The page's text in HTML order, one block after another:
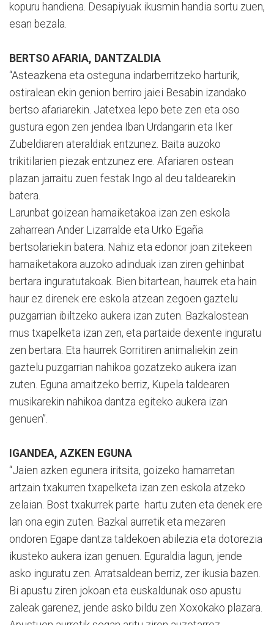
kopuru handiena. Desapiyuak ikusmin handia sortu zuen,
esan bezala.
BERTSO AFARIA, DANTZALDIA
“Asteazkena eta osteguna indarberritzeko harturik,
ostiralean ekin genion berriro jaiei Besabin izandako
bertso afariarekin. Jatetxea lepo bete zen eta oso
gustura egon zen jendea Iban Urdangarin eta Iker
Zubeldiaren ateraldiak entzunez. Baita auzoko
trikitilarien piezak entzunez ere. Afariaren ostean
plazan jarraitu zuen festak Ingo al deu taldearekin
batera.
Larunbat goizean hamaiketakoa izan zen eskola
zaharrean Ander Lizarralde eta Urko Egaña
bertsolariekin batera. Nahiz eta edonor joan zitekeen
hamaiketakora auzoko adinduak izan ziren gehinbat
bertara inguratutakoak. Bien bitartean, haurrek eta hain
haur ez direnek ere eskola atzean zegoen gaztelu
puzgarrian ibiltzeko aukera izan zuten. Bazkalostean
mus txapelketa izan zen, eta partaide dexente inguratu
zen bertara. Eta haurrek Gorritiren animaliekin zein
gaztelu puzgarrian nahikoa gozatzeko aukera izan
zuten. Eguna amaitzeko berriz, Kupela taldearen
musikarekin nahikoa dantza egiteko aukera izan
genuen”.
IGANDEA, AZKEN EGUNA
“Jaien azken egunera iritsita, goizeko hamarretan
artzain txakurren txapelketa izan zen eskola atzeko
zelaian. Bost txakurrek parte hartu zuten eta denek ere
lan ona egin zuten. Bazkal aurretik eta mezaren
ondoren Egape dantza taldekoen abilezia eta dotorezia
ikusteko aukera izan genuen. Eguraldia lagun, jende
asko inguratu zen. Arratsaldean berriz, zer ikusia bazen.
Bi apustu ziren jokoan eta euskaldunak oso apustu
zaleak garenez, jende asko bildu zen Xoxokako plazara.